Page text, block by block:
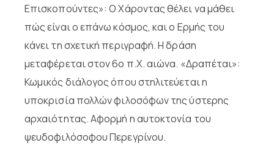
Επισκοπούντες»: Ο Χάροντας θέλει να μάθει
πώς είναι ο επάνω κόσμος, και ο Ερμής του
κάνει τη σχετική περιγραφή. Η δράση
μεταφέρεται στον 6ο π.Χ. αιώνα. «Δραπέται»:
Κωμικός διάλογος όπου στηλιτεύεται η
υποκρισία πολλών φιλοσόφων της ύστερης
αρχαιότητας. Αφορμή η αυτοκτονία του
ψευδοφιλόσοφου Περεγρίνου.